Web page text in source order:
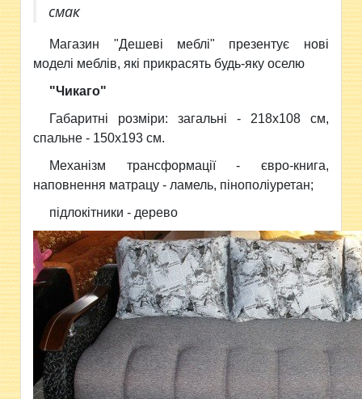
смак
Магазин "Дешеві меблі" презентує нові
моделі меблів, які прикрасять будь-яку оселю
"Чикаго"
Габаритні розміри: загальні - 218х108 см,
спальне - 150х193 см.
Механізм трансформації - євро-книга,
наповнення матрацу - ламель, пінополіуретан;
підлокітники - дерево